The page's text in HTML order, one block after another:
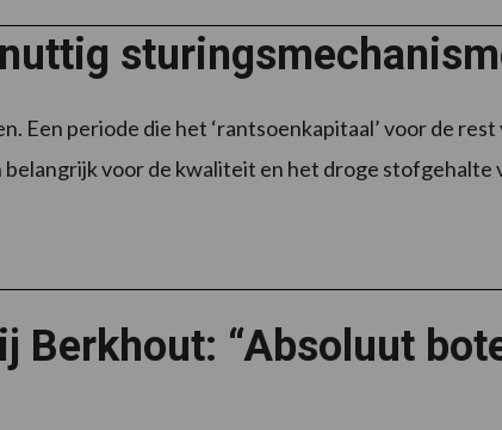
Een periode die het ‘rantsoenkapitaal’ voor de
voor de kwaliteit en het droge stofgehalte
Berkhout: “Absoluut